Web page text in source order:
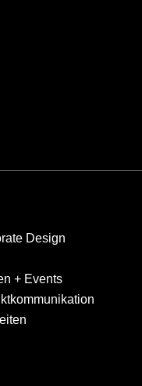
Design
+ Events